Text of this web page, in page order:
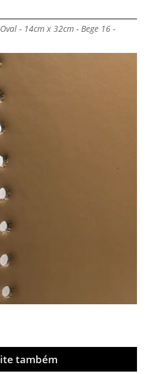
- 14cm x 32cm - Bege 16 -
também